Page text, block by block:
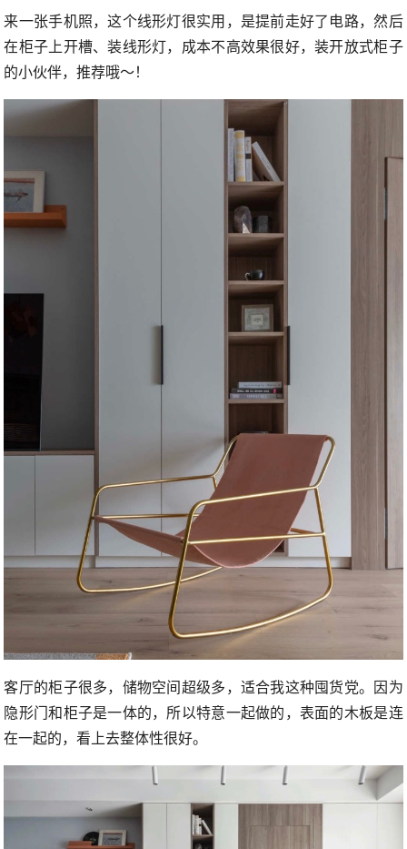
来一张手机照，这个线形灯很实用，是提前走好了电路，然后
在柜子上开槽、装线形灯，成本不高效果很好，装开放式柜子
的小伙伴，推荐哦～！
客厅的柜子很多，储物空间超级多，适合我这种囤货党。因为
隐形门和柜子是一体的，所以特意一起做的，表面的木板是连
在一起的，看上去整体性很好。